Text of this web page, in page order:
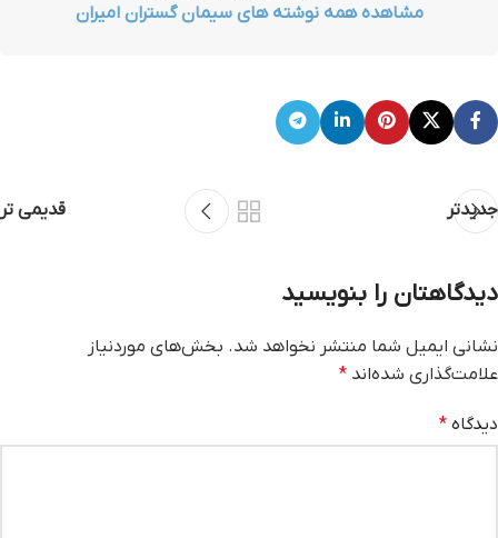
مشاهده همه نوشته های سیمان گستران امیران
جدیدتر قدیمی تر
دیدگاهتان را بنویسید
نشانی ایمیل شما منتشر نخواهد شد. بخش‌های موردنیاز
علامت‌گذاری شده‌اند *
دیدگاه *